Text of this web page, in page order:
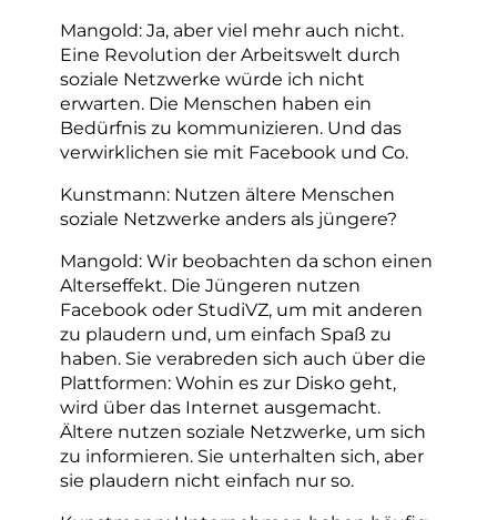
Mangold: Ja, aber viel mehr auch nicht.
Eine Revolution der Arbeitswelt durch
soziale Netzwerke würde ich nicht
erwarten. Die Menschen haben ein
Bedürfnis zu kommunizieren. Und das
verwirklichen sie mit Facebook und Co.
Kunstmann: Nutzen ältere Menschen
soziale Netzwerke anders als jüngere?
Mangold: Wir beobachten da schon einen
Alterseffekt. Die Jüngeren nutzen
Facebook oder StudiVZ, um mit anderen
zu plaudern und, um einfach Spaß zu
haben. Sie verabreden sich auch über die
Plattformen: Wohin es zur Disko geht,
wird über das Internet ausgemacht.
Ältere nutzen soziale Netzwerke, um sich
zu informieren. Sie unterhalten sich, aber
sie plaudern nicht einfach nur so.